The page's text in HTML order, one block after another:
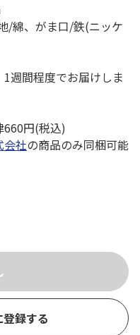
/綿、がま口/鉄(ニッケ
週間程度でお届けしま
円(税込)
会社の商品のみ同梱可能
録する